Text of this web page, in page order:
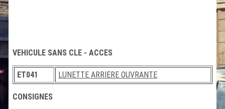
VEHICULE SANS CLE - ACCES
ET041 LUNETTE ARRIERE OUVRANTE
CONSIGNES